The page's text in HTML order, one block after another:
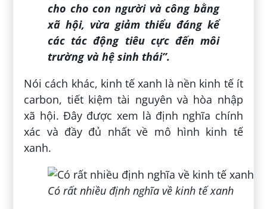
cho cho con người và công bằng
xã hội, vừa giảm thiểu đáng kể
các tác động tiêu cực đến môi
trường và hệ sinh thái”.
Nói cách khác, kinh tế xanh là nền kinh tế ít
carbon, tiết kiệm tài nguyên và hòa nhập
xã hội. Đây được xem là định nghĩa chính
xác và đầy đủ nhất về mô hình kinh tế
xanh.
Có rất nhiều định nghĩa về kinh tế xanh